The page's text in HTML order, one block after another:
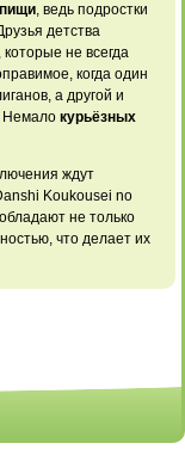
, ведь подростки
детства
, которые не всегда
когда один
а другой и
Немало курьёзных
ждут
Koukousei no
не только
что делает их